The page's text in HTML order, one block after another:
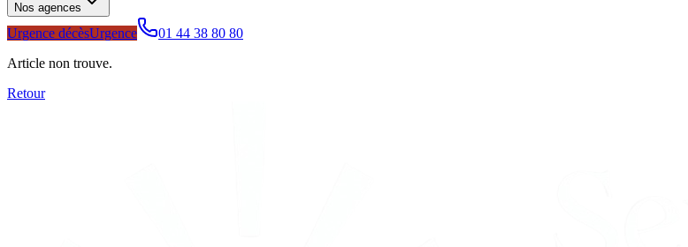
Nos agences
Urgence décèsUrgence
01 44 38 80 80
Article non trouve.
Retour